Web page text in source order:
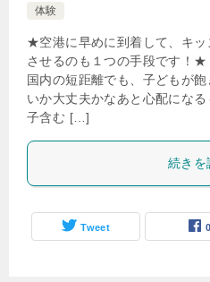
体験
★空港に早めに到着して、キ
させるのも１つの手段です！★
国内の短距離でも、子どもが
いか大丈夫かなあと心配にな
子含む […]
続きを
Tweet 0